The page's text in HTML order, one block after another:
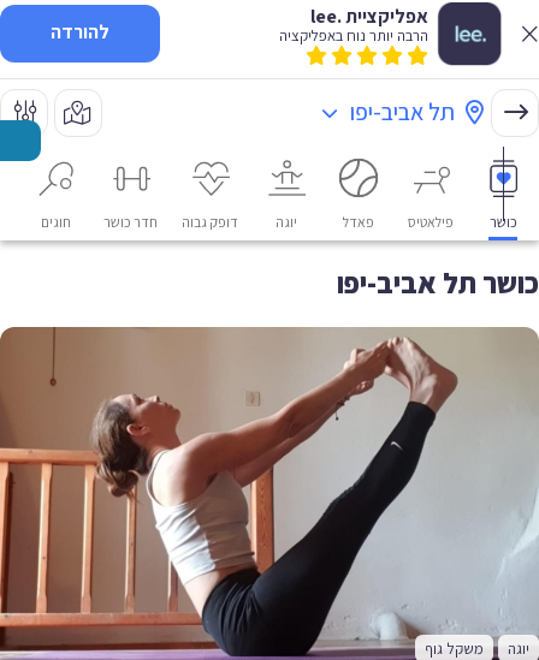
אפליקציית .lee
הרבה יותר נוח באפליקציה להורדה
תל אביב-יפו
כושר פילאטיס פאדל יוגה דופק גבוה חדר כושר חוגים
כושר תל אביב-יפו
יוגה משקל גוף